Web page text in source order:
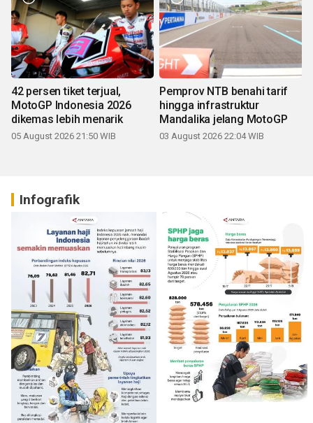
42 persen tiket terjual,
MotoGP Indonesia 2026
dikemas lebih menarik
05 August 2026 21:50 WIB
Pemprov NTB benahi tarif
hingga infrastruktur
Mandalika jelang MotoGP
03 August 2026 22:04 WIB
Infografik